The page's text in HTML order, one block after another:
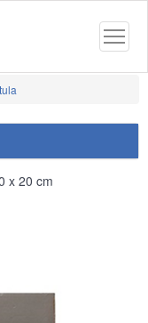
x 20 cm